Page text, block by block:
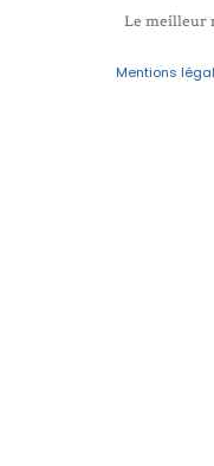
Le meilleur
Mentions